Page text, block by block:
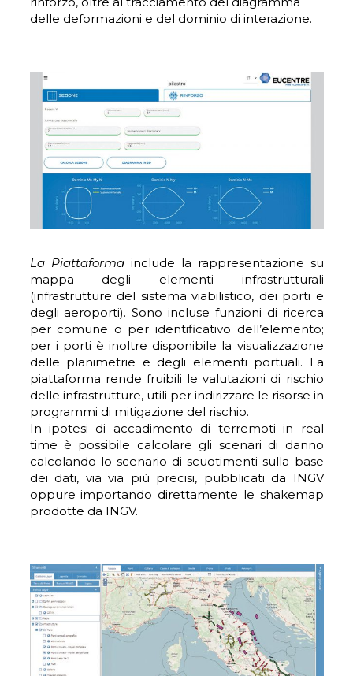
delle deformazioni e del dominio di interazione.
La Piattaformainclude la rappresentazione su
mappa degli elementi infrastrutturali
(infrastrutture del sistema viabilistico, dei porti e
degli aeroporti). Sono incluse funzioni di ricerca
per comune o per identificativo dell’elemento;
per i porti è inoltre disponibile la visualizzazione
delle planimetrie e degli elementi portuali. La
piattaforma rende fruibili le valutazioni di rischio
delle infrastrutture, utili per indirizzare le risorse in
programmi di mitigazione del rischio.
In ipotesi di accadimento di terremoti in real
time è possibile calcolare gli scenari di danno
calcolando lo scenario di scuotimenti sulla base
dei dati, via via più precisi, pubblicati da INGV
oppure importando direttamente le shakemap
prodotte da INGV.